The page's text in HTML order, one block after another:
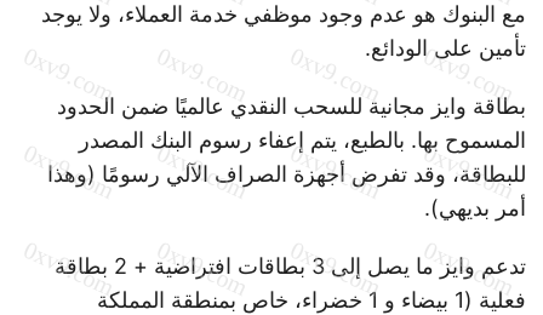
مع البنوك هو عدم وجود موظفي خدمة العملاء، ولا يوجد
تأمين على الودائع.
بطاقة وايز مجانية للسحب النقدي عالميًا ضمن الحدود
المسموح بها. بالطبع، يتم إعفاء رسوم البنك المصدر
للبطاقة، وقد تفرض أجهزة الصراف الآلي رسومًا (وهذا
أمر بديهي).
تدعم وايز ما يصل إلى 3 بطاقات افتراضية + 2 بطاقة
فعلية (1 بيضاء و 1 خضراء، خاص بمنطقة المملكة